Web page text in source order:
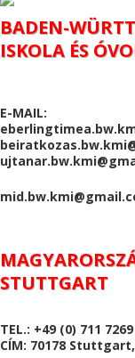
BADEN-
ISKOLA ÉS
E-MAIL:
STUTTGART
TEL.: +49 (0) 711
CÍM: 70178